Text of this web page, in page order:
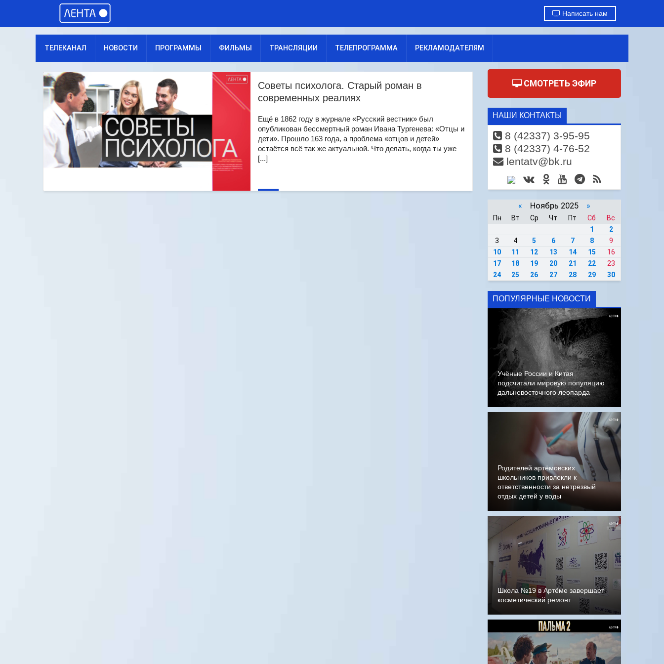
Написать нам
ТЕЛЕКАНАЛ НОВОСТИ ПРОГРАММЫ ФИЛЬМЫ ТРАНСЛЯЦИИ ТЕЛЕПРОГРАММА РЕКЛАМОДАТЕЛЯМ
Советы психолога. Старый роман в
современных реалиях
Ещё в 1862 году в журнале «Русский вестник» был
опубликован бессмертный роман Ивана Тургенева: «Отцы и
дети». Прошло 163 года, а проблема «отцов и детей»
остаётся всё так же актуальной. Что делать, когда ты уже
[...]
СМОТРЕТЬ ЭФИР
НАШИ КОНТАКТЫ
8 (42337) 3-95-95
8 (42337) 4-76-52
lentatv@bk.ru
« Ноябрь 2025 »
Пн Вт Ср Чт Пт Сб
Вс
1
2
3
4 5 6 7 8
9
10
11 12 13 14 15
16
17
18 19 20 21 22
23
24
25 26 27 28 29 30
ПОПУЛЯРНЫЕ НОВОСТИ
Учёные России и Китая
подсчитали мировую популяцию
дальневосточного леопарда
Родителей артёмовских
школьников привлекли к
ответственности за нетрезвый
отдых детей у воды
Школа №19 в Артёме завершает
косметический ремонт